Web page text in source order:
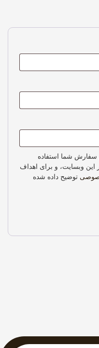
شما استفاده
این وبسایت، و برای اهداف
توضیح داده شده